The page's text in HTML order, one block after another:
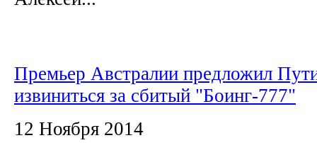
Премьер Австралии предложил
извиниться за сбитый "Боинг-777"
12 Ноября 2014